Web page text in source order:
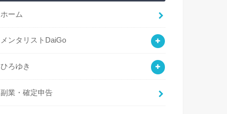
ホーム
メンタリストDaiGo
ひろゆき
副業・確定申告